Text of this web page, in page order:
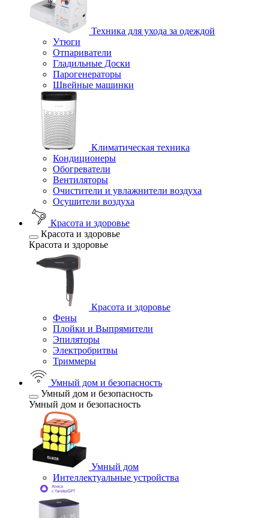
Техника для ухода за одеждой
Утюги
Отпариватели
Гладильные Доски
Парогенераторы
Швейные машинки
Климатическая техника
Кондиционеры
Обогреватели
Вентиляторы
Очистители и увлажнители воздуха
Осушители воздуха
Красота и здоровье
Красота и здоровье
Красота и здоровье
Красота и здоровье
Фены
Плойки и Выпрямители
Эпиляторы
Электробритвы
Триммеры
Умный дом и безопасность
Умный дом и безопасность
Умный дом и безопасность
Умный дом
Интеллектуальные устройства